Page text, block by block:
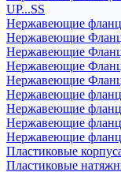
UP...SS
Нержавеющие
Нержавеющие
Нержавеющие
Нержавеющие
Нержавеющие
Нержавеющие
Нержавеющие
Нержавеющие
Нержавеющие
Пластиковые
Пластиковые